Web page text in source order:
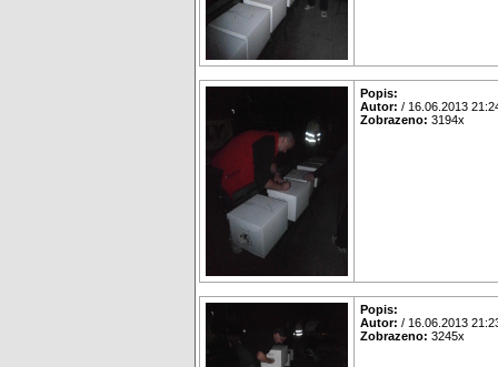
Popis:
Autor: / 16.06.2013
Zobrazeno: 3194x
Popis:
Autor: / 16.06.2013
Zobrazeno: 3245x